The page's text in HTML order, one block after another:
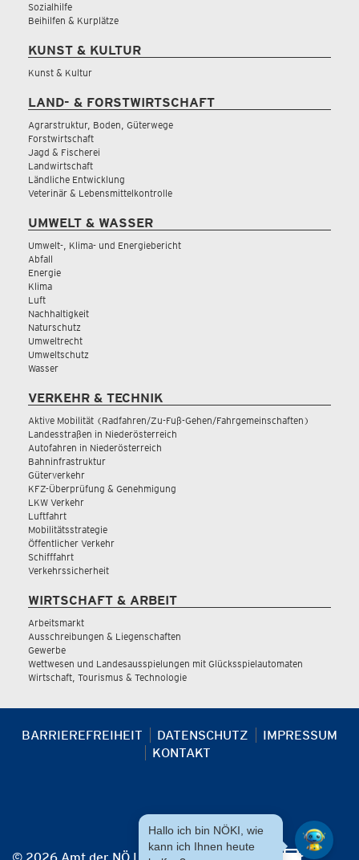
Sozialhilfe
Beihilfen & Kurplätze
KUNST & KULTUR
Kunst & Kultur
LAND- & FORSTWIRTSCHAFT
Agrarstruktur, Boden, Güterwege
Forstwirtschaft
Jagd & Fischerei
Landwirtschaft
Ländliche Entwicklung
Veterinär & Lebensmittelkontrolle
UMWELT & WASSER
Umwelt-, Klima- und Energiebericht
Abfall
Energie
Klima
Luft
Nachhaltigkeit
Naturschutz
Umweltrecht
Umweltschutz
Wasser
VERKEHR & TECHNIK
Aktive Mobilität (Radfahren/Zu-Fuß-Gehen/Fahrgemeinschaften)
Landesstraßen in Niederösterreich
Autofahren in Niederösterreich
Bahninfrastruktur
Güterverkehr
KFZ-Überprüfung & Genehmigung
LKW Verkehr
Luftfahrt
Mobilitätsstrategie
Öffentlicher Verkehr
Schifffahrt
Verkehrssicherheit
WIRTSCHAFT & ARBEIT
Arbeitsmarkt
Ausschreibungen & Liegenschaften
Gewerbe
Wettwesen und Landesausspielungen mit Glücksspielautomaten
Wirtschaft, Tourismus & Technologie
BARRIEREFREIHEIT DATENSCHUTZ
IMPRESSUM
KONTAKT
Hallo ich bin NÖKI, wie
kann ich Ihnen heute